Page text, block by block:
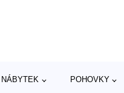
NÁBYTEK POHOVKY